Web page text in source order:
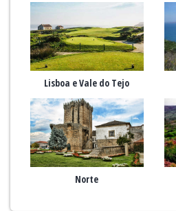
Lisboa e Vale do Tejo
Norte